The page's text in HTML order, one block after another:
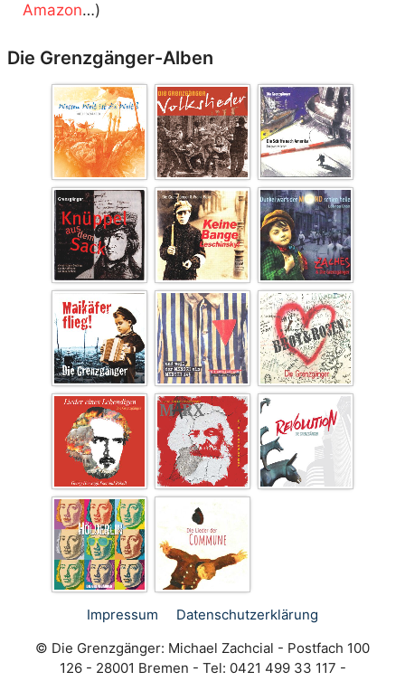
Amazon…)
Die Grenzgänger-Alben
Impressum
Datenschutz­erklärung
© Die Grenzgänger: Michael Zachcial - Postfach 100
126 - 28001 Bremen - Tel: 0421 499 33 117 -